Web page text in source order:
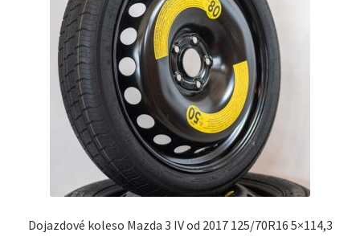
Dojazdové koleso Mazda 3 IV od 2017 125/70R16 5×114,3